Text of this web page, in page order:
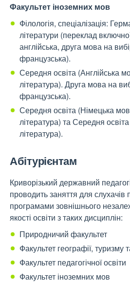
Факультет іноземних мов
Філологія, спеціалізація:
літератури (переклад
англійська, друга мова на
французська).
Середня освіта (Англійська
література). Друга мова на
французська).
Середня освіта (Німецька
література) та Середня
література).
Абітурієнтам
Криворізький державний
проводить заняття для слухачів
програмами зовнішнього
якості освіти з таких дисциплін:
Природничий факультет
Факультет географії, туризму
Факультет педагогічної освіти
Факультет іноземних мов